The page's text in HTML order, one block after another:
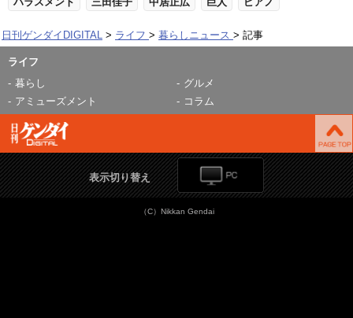
日刊ゲンダイDIGITAL ライフ 暮らしニュース 記事
ライフ
暮らし
グルメ
アミューズメント
コラム
表示切り替え
（C）Nikkan Gendai